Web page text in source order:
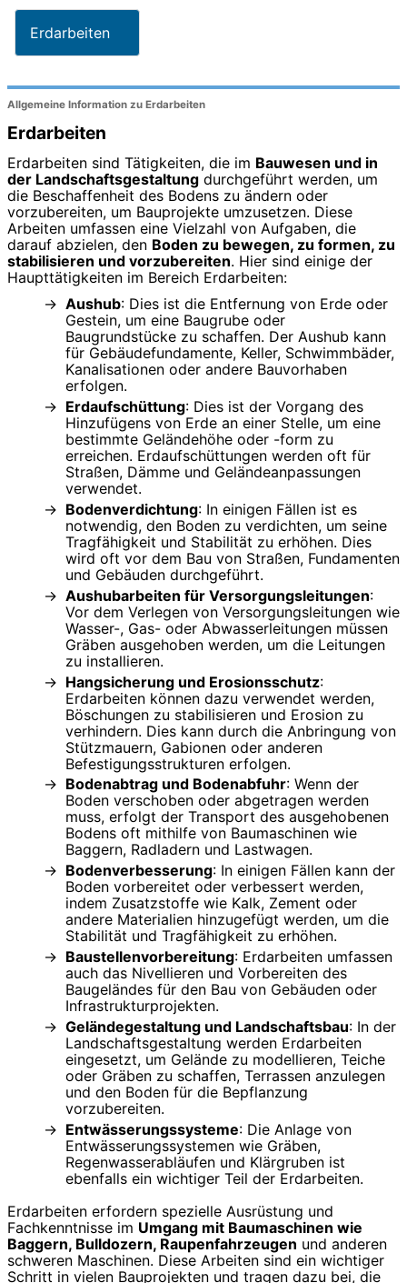
Erdarbeiten
Allgemeine Information zu Erdarbeiten
Erdarbeiten
Erdarbeiten sind Tätigkeiten, die im Bauwesen und in
der Landschaftsgestaltung durchgeführt werden, um
die Beschaffenheit des Bodens zu ändern oder
vorzubereiten, um Bauprojekte umzusetzen. Diese
Arbeiten umfassen eine Vielzahl von Aufgaben, die
darauf abzielen, den Boden zu bewegen, zu formen, zu
stabilisieren und vorzubereiten. Hier sind einige der
Haupttätigkeiten im Bereich Erdarbeiten:
Aushub: Dies ist die Entfernung von Erde oder
Gestein, um eine Baugrube oder
Baugrundstücke zu schaffen. Der Aushub kann
für Gebäudefundamente, Keller, Schwimmbäder,
Kanalisationen oder andere Bauvorhaben
erfolgen.
Erdaufschüttung: Dies ist der Vorgang des
Hinzufügens von Erde an einer Stelle, um eine
bestimmte Geländehöhe oder -form zu
erreichen. Erdaufschüttungen werden oft für
Straßen, Dämme und Geländeanpassungen
verwendet.
Bodenverdichtung: In einigen Fällen ist es
notwendig, den Boden zu verdichten, um seine
Tragfähigkeit und Stabilität zu erhöhen. Dies
wird oft vor dem Bau von Straßen, Fundamenten
und Gebäuden durchgeführt.
Aushubarbeiten für Versorgungsleitungen:
Vor dem Verlegen von Versorgungsleitungen wie
Wasser-, Gas- oder Abwasserleitungen müssen
Gräben ausgehoben werden, um die Leitungen
zu installieren.
Hangsicherung und Erosionsschutz:
Erdarbeiten können dazu verwendet werden,
Böschungen zu stabilisieren und Erosion zu
verhindern. Dies kann durch die Anbringung von
Stützmauern, Gabionen oder anderen
Befestigungsstrukturen erfolgen.
Bodenabtrag und Bodenabfuhr: Wenn der
Boden verschoben oder abgetragen werden
muss, erfolgt der Transport des ausgehobenen
Bodens oft mithilfe von Baumaschinen wie
Baggern, Radladern und Lastwagen.
Bodenverbesserung: In einigen Fällen kann der
Boden vorbereitet oder verbessert werden,
indem Zusatzstoffe wie Kalk, Zement oder
andere Materialien hinzugefügt werden, um die
Stabilität und Tragfähigkeit zu erhöhen.
Baustellenvorbereitung: Erdarbeiten umfassen
auch das Nivellieren und Vorbereiten des
Baugeländes für den Bau von Gebäuden oder
Infrastrukturprojekten.
Geländegestaltung und Landschaftsbau: In der
Landschaftsgestaltung werden Erdarbeiten
eingesetzt, um Gelände zu modellieren, Teiche
oder Gräben zu schaffen, Terrassen anzulegen
und den Boden für die Bepflanzung
vorzubereiten.
Entwässerungssysteme: Die Anlage von
Entwässerungssystemen wie Gräben,
Regenwasserabläufen und Klärgruben ist
ebenfalls ein wichtiger Teil der Erdarbeiten.
Erdarbeiten erfordern spezielle Ausrüstung und
Fachkenntnisse im Umgang mit Baumaschinen wie
Baggern, Bulldozern, Raupenfahrzeugen und anderen
schweren Maschinen. Diese Arbeiten sind ein wichtiger
Schritt in vielen Bauprojekten und tragen dazu bei, die